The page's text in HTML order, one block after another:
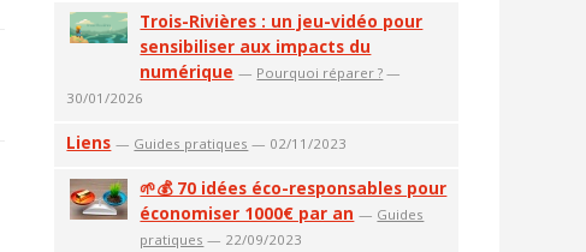
Trois-Rivières : un jeu-vidéo pour
sensibiliser aux impacts du
numérique — Pourquoi réparer ? —
30/01/2026
Liens — Guides pratiques — 02/11/2023
🌱💰 70 idées éco-responsables pour
économiser 1000€ par an — Guides
pratiques — 22/09/2023